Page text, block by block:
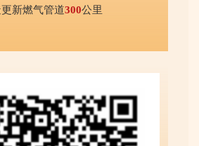
新燃气管道300公里